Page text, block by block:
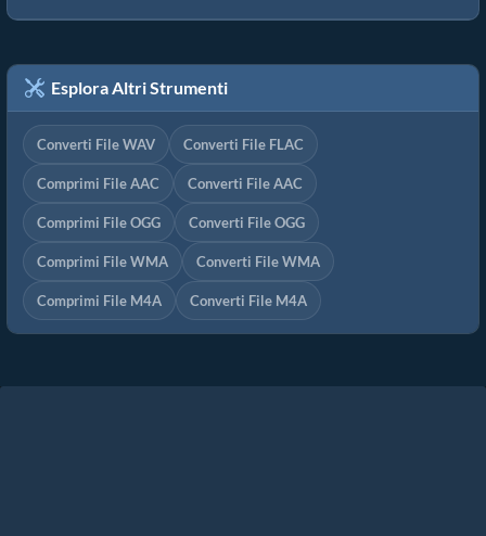
Esplora Altri Strumenti
Converti File WAV Converti File FLAC
Comprimi File AAC Converti File AAC
Comprimi File OGG Converti File OGG
Comprimi File WMA Converti File WMA
Comprimi File M4A Converti File M4A